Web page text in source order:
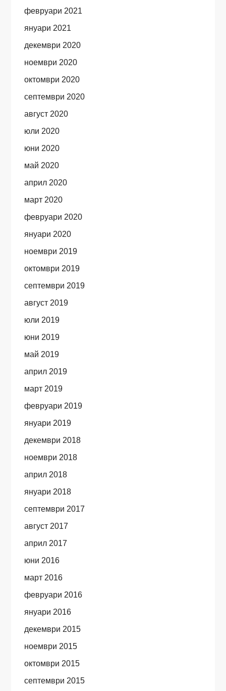
февруари 2021
януари 2021
декември 2020
ноември 2020
октомври 2020
септември 2020
август 2020
юли 2020
юни 2020
май 2020
април 2020
март 2020
февруари 2020
януари 2020
ноември 2019
октомври 2019
септември 2019
август 2019
юли 2019
юни 2019
май 2019
април 2019
март 2019
февруари 2019
януари 2019
декември 2018
ноември 2018
април 2018
януари 2018
септември 2017
август 2017
април 2017
юни 2016
март 2016
февруари 2016
януари 2016
декември 2015
ноември 2015
октомври 2015
септември 2015